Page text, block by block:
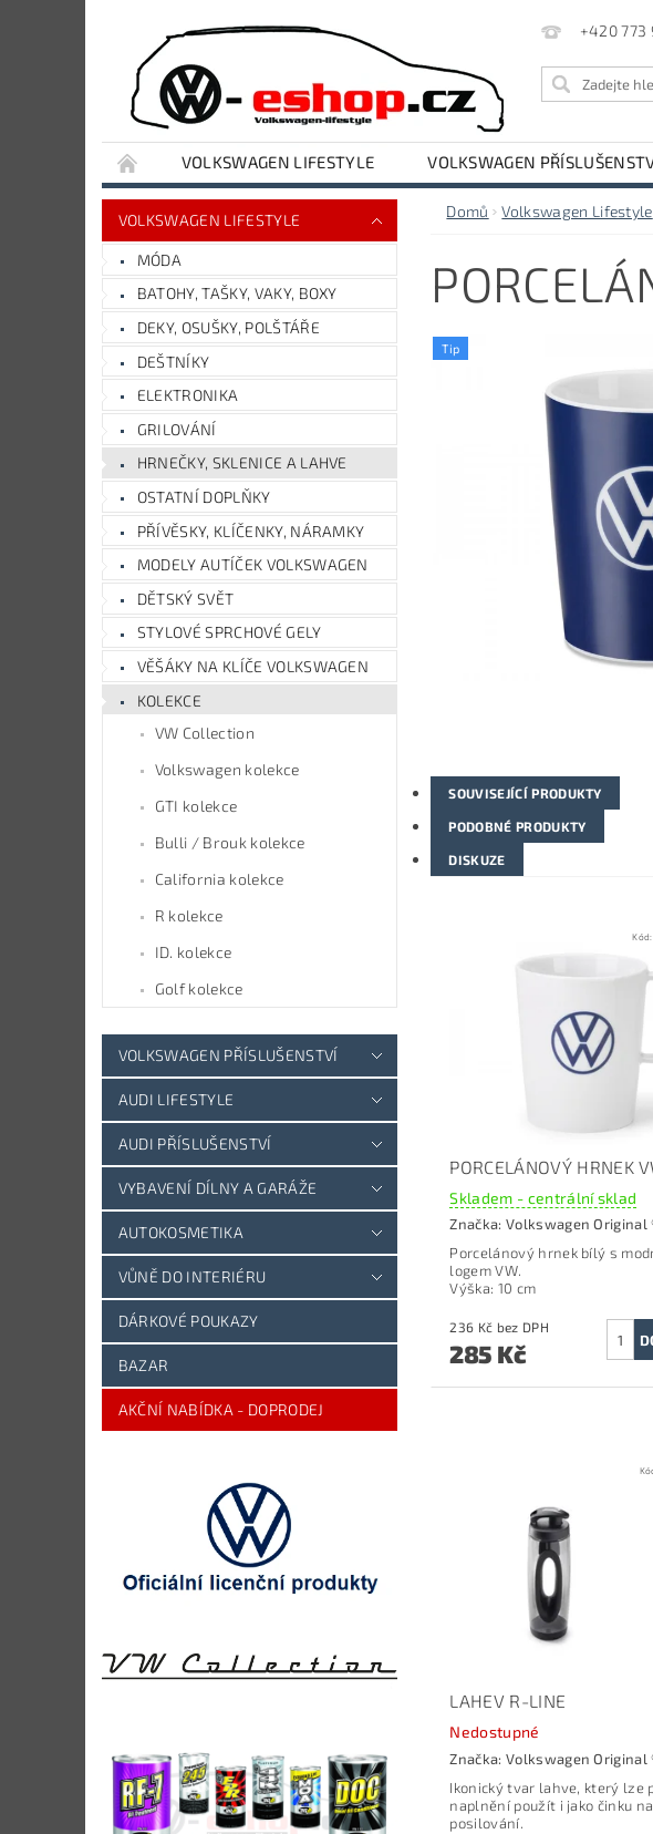
+420 773
VOLKSWAGEN LIFESTYLE VOLKSWAGEN
VYBAVENÍ DÍLNY A GARÁŽE
AUDI LIFESTYLE AUDI
VOLKSWAGEN LIFESTYLE
MÓDA
BATOHY, TAŠKY, VAKY, BOXY
DEKY, OSUŠKY, POLŠTÁŘE
DEŠTNÍKY
ELEKTRONIKA
GRILOVÁNÍ
HRNEČKY, SKLENICE A LAHVE
OSTATNÍ DOPLŇKY
PŘÍVĚSKY, KLÍČENKY, NÁRAMKY
MODELY AUTÍČEK VOLKSWAGEN
DĚTSKÝ SVĚT
STYLOVÉ SPRCHOVÉ GELY
VĚŠÁKY NA KLÍČE VOLKSWAGEN
KOLEKCE
VW Collection
Volkswagen kolekce
GTI kolekce
Bulli / Brouk kolekce
California kolekce
R kolekce
ID. kolekce
Golf kolekce
VOLKSWAGEN PŘÍSLUŠENSTVÍ
AUDI LIFESTYLE
AUDI PŘÍSLUŠENSTVÍ
VYBAVENÍ DÍLNY A GARÁŽE
AUTOKOSMETIKA
VŮNĚ DO INTERIÉRU
DÁRKOVÉ POUKAZY
BAZAR
AKČNÍ NABÍDKA - DOPRODEJ
Domů Volkswagen Lifestyle
Tip
SOUVISEJÍCÍ PRODUKTY
PODOBNÉ PRODUKTY
DISKUZE
Kód:
PORCELÁNOVÝ HRNEK
Skladem - centrální sklad
Značka: Volkswagen Original
Porcelánový hrnek bílý s
logem VW.
Výška: 10 cm
236 Kč bez DPH
285 Kč
LAHEV R-LINE
Nedostupné
Značka: Volkswagen Original
Ikonický tvar lahve, který lze
naplnění použít i jako činku na
posilování.